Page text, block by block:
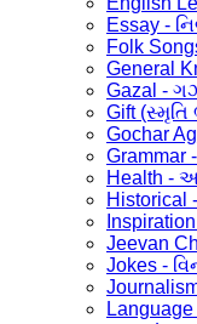
Essay -
Folk
General
Gazal -
Gift (સ્મૃતિ
Gochar
Grammar
Health -
Historical
Jeevan
Jokes -